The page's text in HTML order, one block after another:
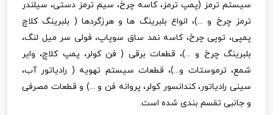
سیستم ترمز (پمپ ترمز، کاسه چرخ، سیم ترمز دستی، سیلندر
ترمز چرخ و ...)، انواع بلبرینگ ها و هرزگردها ( بلبرینگ کلاچ
پمپی، توپی چرخ، کاسه نمد ساق سوپاپ، فولی سر میل لنگ،
بلبرینگ چرخ و ...)، قطعات برقی ( فن کولر، پمپ کلاچ، وایر
شمع، ترموستات و...)، قطعات سیستم تهویه ( رادیاتور آب،
سینی رادیاتور، کندانسور کولر، پروانه فن و ...) و قطعات مصرفی
و جانبی تقسم بندی شده است.